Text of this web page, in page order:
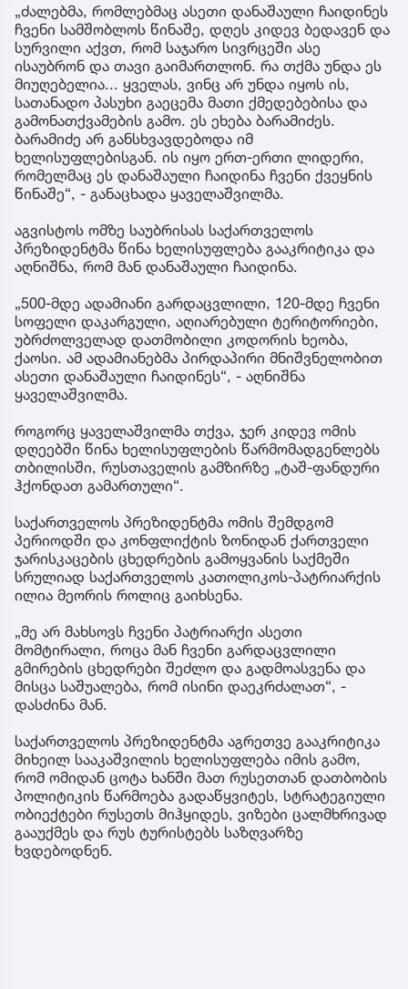
„ძალებმა, რომლებმაც ასეთი დანაშაული ჩაიდინეს
ჩვენი სამშობლოს წინაშე, დღეს კიდევ ბედავენ და
სურვილი აქვთ, რომ საჯარო სივრცეში ასე
ისაუბრონ და თავი გაიმართლონ. რა თქმა უნდა ეს
მიუღებელია... ყველას, ვინც არ უნდა იყოს ის,
სათანადო პასუხი გაეცემა მათი ქმედებებისა და
გამონათქვამების გამო. ეს ეხება ბარამიძეს.
ბარამიძე არ განსხვავდებოდა იმ
ხელისუფლებისგან. ის იყო ერთ-ერთი ლიდერი,
რომელმაც ეს დანაშაული ჩაიდინა ჩვენი ქვეყნის
წინაშე“, - განაცხადა ყაველაშვილმა.
აგვისტოს ომზე საუბრისას საქართველოს
პრეზიდენტმა წინა ხელისუფლება გააკრიტიკა და
აღნიშნა, რომ მან დანაშაული ჩაიდინა.
„500-მდე ადამიანი გარდაცვლილი, 120-მდე ჩვენი
სოფელი დაკარგული, აღიარებული ტერიტორიები,
უბრძოლველად დათმობილი კოდორის ხეობა,
ქაოსი. ამ ადამიანებმა პირდაპირი მნიშვნელობით
ასეთი დანაშაული ჩაიდინეს“, - აღნიშნა
ყაველაშვილმა.
როგორც ყაველაშვილმა თქვა, ჯერ კიდევ ომის
დღეებში წინა ხელისუფლების წარმომადგენლებს
თბილისში, რუსთაველის გამზირზე „ტაშ-ფანდური
ჰქონდათ გამართული“.
საქართველოს პრეზიდენტმა ომის შემდგომ
პერიოდში და კონფლიქტის ზონიდან ქართველი
ჯარისკაცების ცხედრების გამოყვანის საქმეში
სრულიად საქართველოს კათოლიკოს-პატრიარქის
ილია მეორის როლიც გაიხსენა.
„მე არ მახსოვს ჩვენი პატრიარქი ასეთი
მომტირალი, როცა მან ჩვენი გარდაცვლილი
გმირების ცხედრები შეძლო და გადმოასვენა და
მისცა საშუალება, რომ ისინი დაეკრძალათ“, -
დასძინა მან.
საქართველოს პრეზიდენტმა აგრეთვე გააკრიტიკა
მიხეილ სააკაშვილის ხელისუფლება იმის გამო,
რომ ომიდან ცოტა ხანში მათ რუსეთთან დათბობის
პოლიტიკის წარმოება გადაწყვიტეს, სტრატეგიული
ობიექტები რუსეთს მიჰყიდეს, ვიზები ცალმხრივად
გააუქმეს და რუს ტურისტებს საზღვარზე
ხვდებოდნენ.